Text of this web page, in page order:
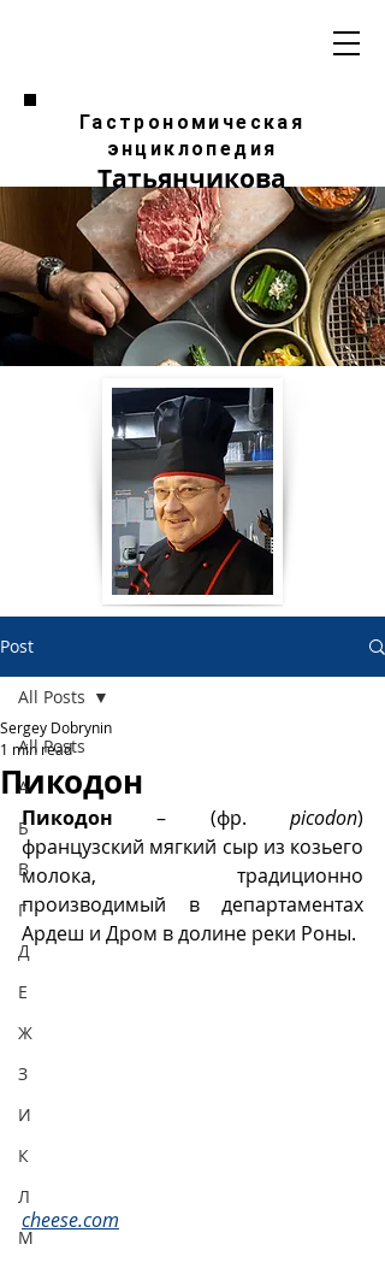
Гастрономическая
энциклопедия
Татьянчикова
Post
All Posts
А
Б
В
Г
Д
Е
Ж
З
И
К
Л
М
All Posts
Пикодон
Sergey Dobrynin
1 min read
Пикодон – (фр. picodon)
французский мягкий сыр из козьего
молока, традиционно
производимый в департаментах
Ардеш и Дром в долине реки Роны.
cheese.com